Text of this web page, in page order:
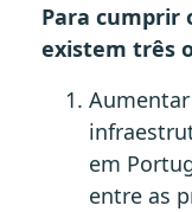
Para cumprir
existem três
em
entre as